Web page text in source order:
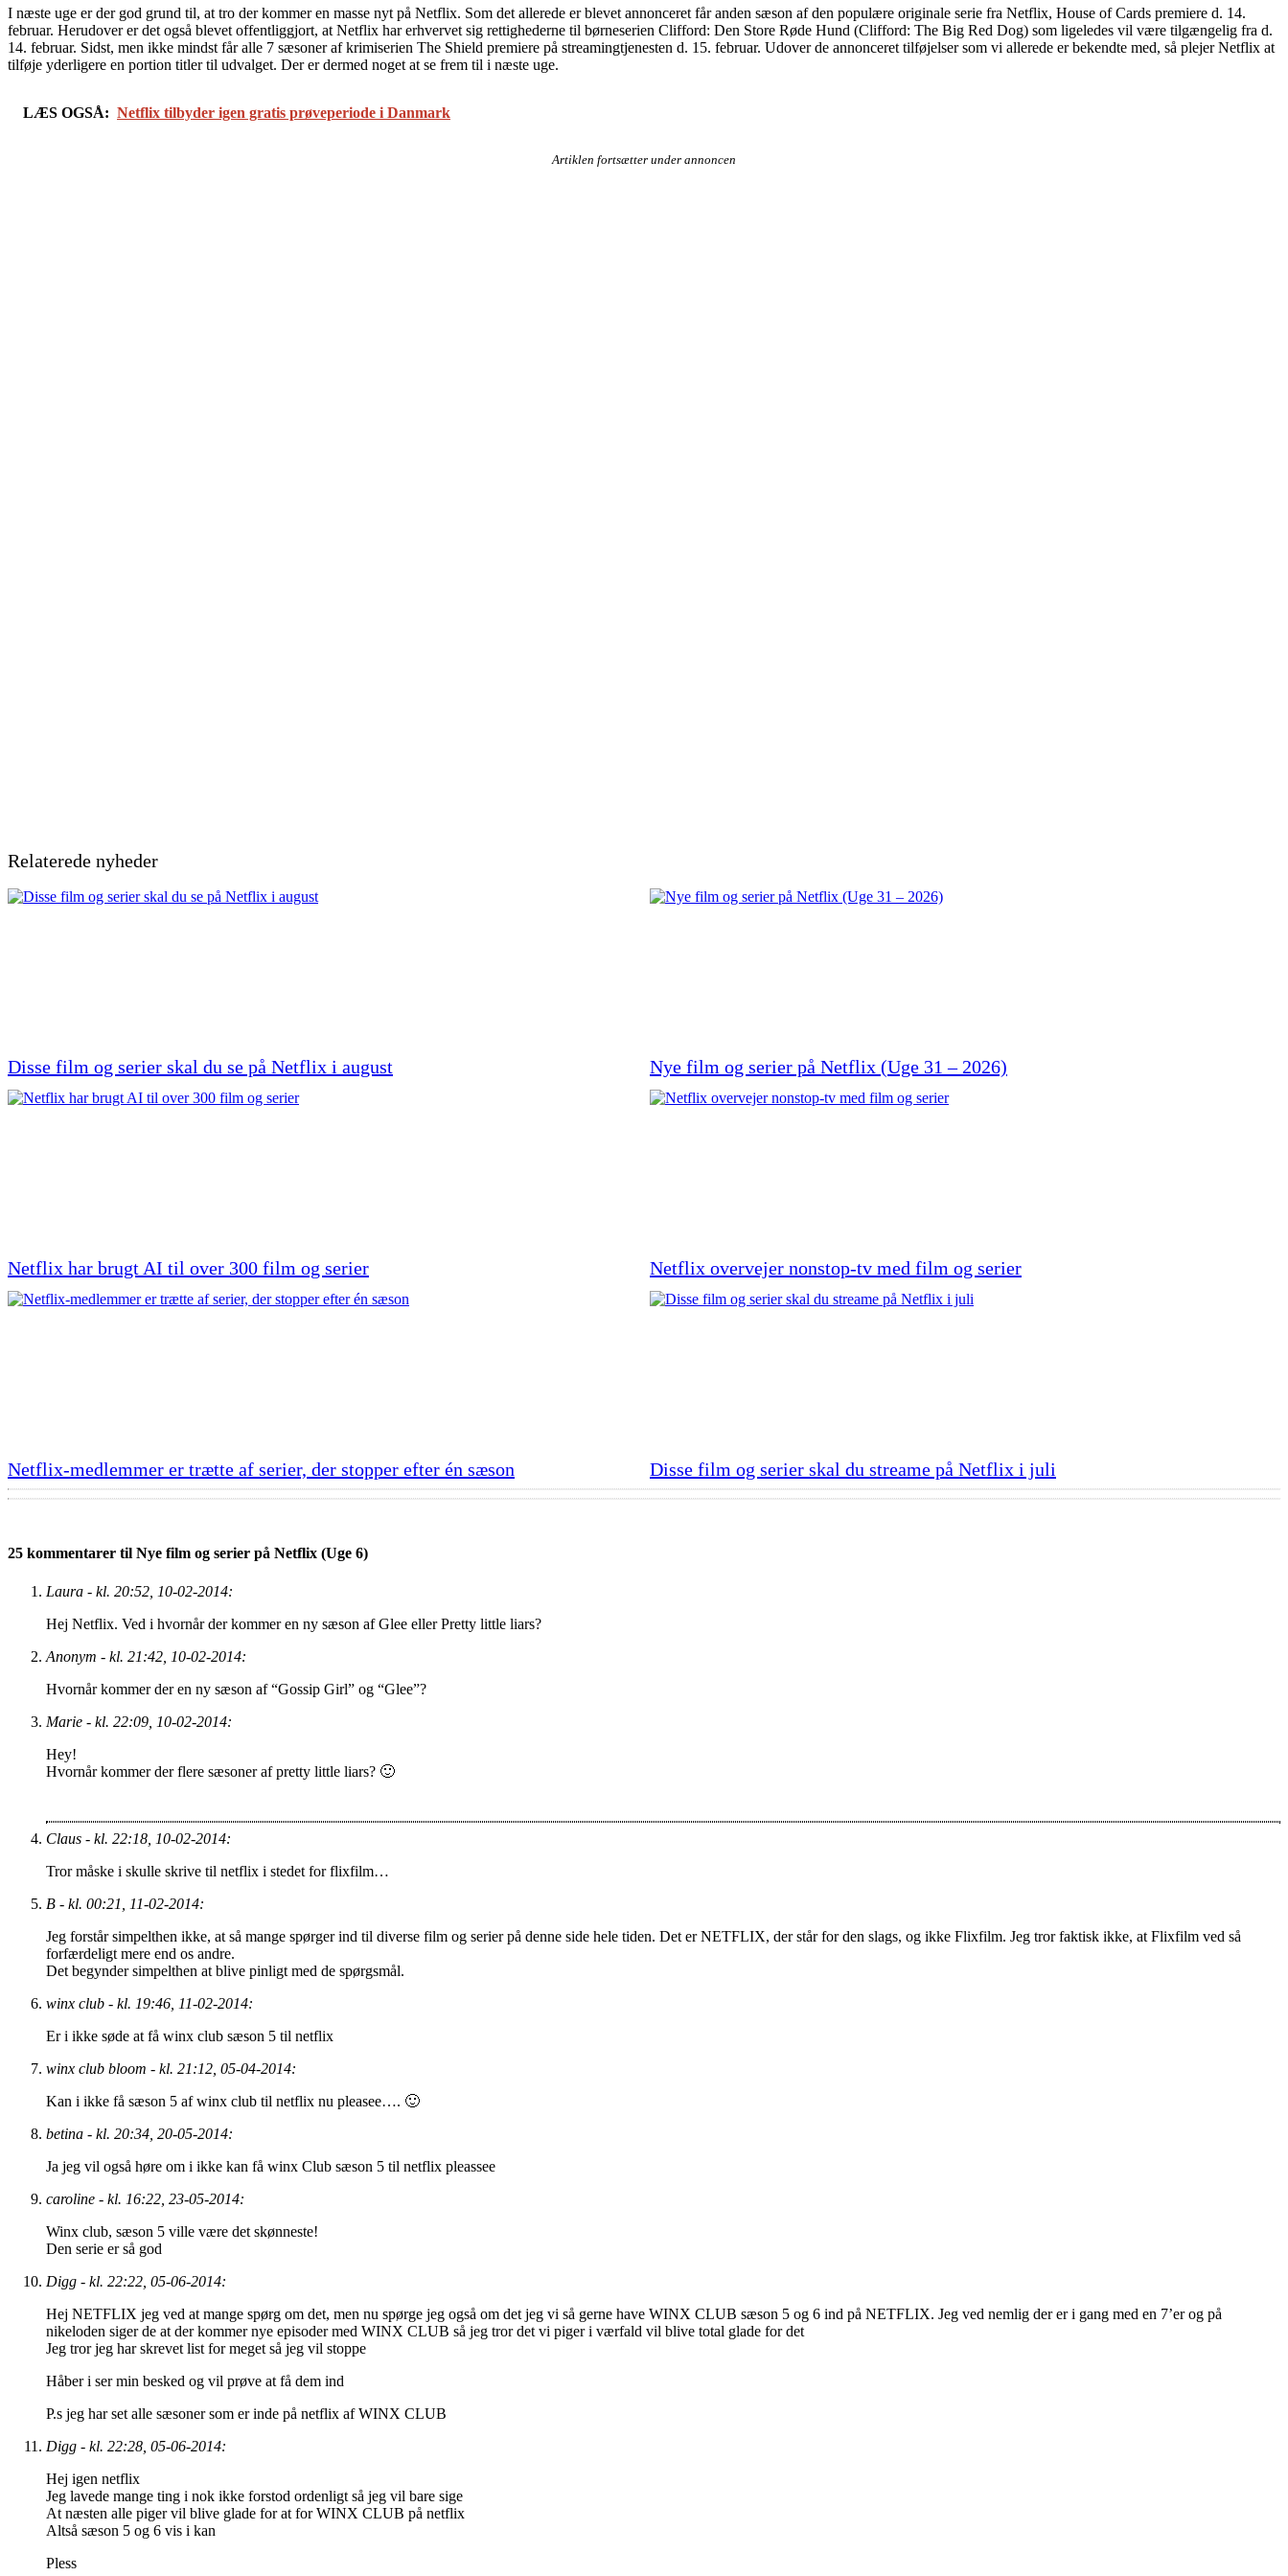
I næste uge er der god grund til, at tro der kommer en masse nyt på Netflix. Som det allerede er blevet annonceret får anden sæson af den populære originale serie fra Netflix, House of Cards premiere d. 14.
februar. Herudover er det også blevet offentliggjort, at Netflix har erhvervet sig rettighederne til børneserien Clifford: Den Store Røde Hund (Clifford: The Big Red Dog) som ligeledes vil være tilgængelig fra d.
14. februar. Sidst, men ikke mindst får alle 7 sæsoner af krimiserien The Shield premiere på streamingtjenesten d. 15. februar. Udover de annonceret tilføjelser som vi allerede er bekendte med, så plejer Netflix at
tilføje yderligere en portion titler til udvalget. Der er dermed noget at se frem til i næste uge.
LÆS OGSÅ: Netflix tilbyder igen gratis prøveperiode i Danmark
Artiklen fortsætter under annoncen
Relaterede nyheder
Disse film og serier skal du se på Netflix i august Nye film og serier på Netflix (Uge 31 – 2026)
Netflix har brugt AI til over 300 film og serier Netflix overvejer nonstop-tv med film og serier
Netflix-medlemmer er trætte af serier, der stopper efter én sæson Disse film og serier skal du streame på Netflix i juli
25 kommentarer til Nye film og serier på Netflix (Uge 6)
Laura - kl. 20:52, 10-02-2014:
Hej Netflix. Ved i hvornår der kommer en ny sæson af Glee eller Pretty little liars?
Anonym - kl. 21:42, 10-02-2014:
Hvornår kommer der en ny sæson af “Gossip Girl” og “Glee”?
Marie - kl. 22:09, 10-02-2014:
Hey!
Hvornår kommer der flere sæsoner af pretty little liars? 🙂
Claus - kl. 22:18, 10-02-2014:
Tror måske i skulle skrive til netflix i stedet for flixfilm…
B - kl. 00:21, 11-02-2014:
Jeg forstår simpelthen ikke, at så mange spørger ind til diverse film og serier på denne side hele tiden. Det er NETFLIX, der står for den slags, og ikke Flixfilm. Jeg tror faktisk ikke, at Flixfilm ved så
forfærdeligt mere end os andre.
Det begynder simpelthen at blive pinligt med de spørgsmål.
winx club - kl. 19:46, 11-02-2014:
Er i ikke søde at få winx club sæson 5 til netflix
winx club bloom - kl. 21:12, 05-04-2014:
Kan i ikke få sæson 5 af winx club til netflix nu pleasee…. 🙂
betina - kl. 20:34, 20-05-2014:
Ja jeg vil også høre om i ikke kan få winx Club sæson 5 til netflix pleassee
caroline - kl. 16:22, 23-05-2014:
Winx club, sæson 5 ville være det skønneste!
Den serie er så god
Digg - kl. 22:22, 05-06-2014:
Hej NETFLIX jeg ved at mange spørg om det, men nu spørge jeg også om det jeg vi så gerne have WINX CLUB sæson 5 og 6 ind på NETFLIX. Jeg ved nemlig der er i gang med en 7’er og på
nikeloden siger de at der kommer nye episoder med WINX CLUB så jeg tror det vi piger i værfald vil blive total glade for det
Jeg tror jeg har skrevet list for meget så jeg vil stoppe
Håber i ser min besked og vil prøve at få dem ind
P.s jeg har set alle sæsoner som er inde på netflix af WINX CLUB
Digg - kl. 22:28, 05-06-2014:
Hej igen netflix
Jeg lavede mange ting i nok ikke forstod ordenligt så jeg vil bare sige
At næsten alle piger vil blive glade for at for WINX CLUB på netflix
Altså sæson 5 og 6 vis i kan
Pless